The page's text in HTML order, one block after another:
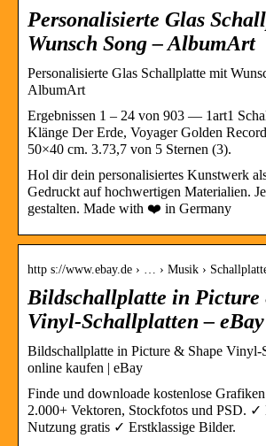
Personalisierte Glas
Wunsch Song – AlbumArt
Personalisierte Glas Schallplatte mit
AlbumArt
Ergebnissen 1 – 24 von 903 — 1art1
Klänge Der Erde, Voyager Golden
50×40 cm. 3.73,7 von 5 Sternen (3).
Hol dir dein personalisiertes Kunstwerk
Gedruckt auf hochwertigen Materialien.
gestalten. Made with ❤️ in Germany
http s://www.ebay.de › … › Musik ›
Bildschallplatte in Picture
Vinyl-Schallplatten – eBay
Bildschallplatte in Picture & Shape Vinyl-
online kaufen | eBay
Finde und downloade kostenlose
2.000+ Vektoren, Stockfotos und PSD. ✓
Nutzung gratis ✓ Erstklassige Bilder.